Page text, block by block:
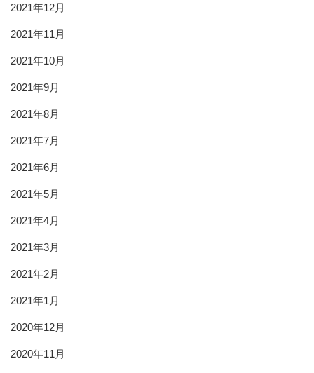
2021年12月
2021年11月
2021年10月
2021年9月
2021年8月
2021年7月
2021年6月
2021年5月
2021年4月
2021年3月
2021年2月
2021年1月
2020年12月
2020年11月